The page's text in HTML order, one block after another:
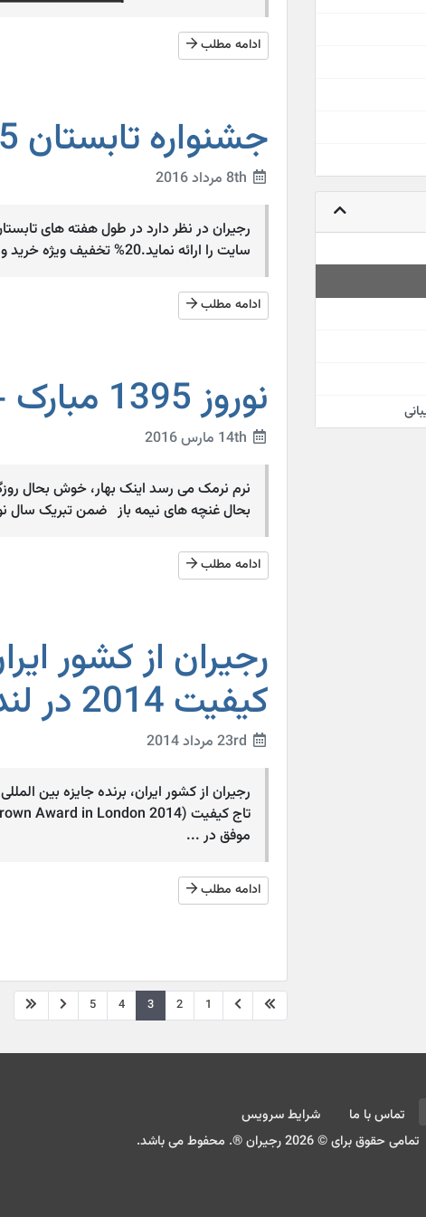
ادامه مطلب
جشنواره تابستان 95
سایت را ارائه نماید.20% تخفیف ویژه خرید و انتقال سرویس های میزبانی وب ویندوز و لینوکس - کد ...
ادامه مطلب
نوروز 1395 مبارک - کدهای تخفیف نوروزی
نرم نرمک می رسد اینک بهار، خوش بحال
بحال غنچه های نیمه باز ضمن تبریک سال نو، برای سفارشات جدید
ادامه مطلب
رجیران از کشور
کیفیت 2014 در لندن شد.
موفق در ...
ادامه مطلب
1
2
3
4
5
تماس با ما
شرایط سرویس
تمامی حقوق برای © 2026 رجیران ®. محفوط می باشد.